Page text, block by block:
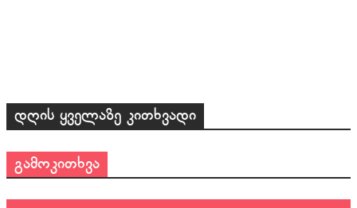
დღის ყველაზე კითხვადი
გამოკითხვა